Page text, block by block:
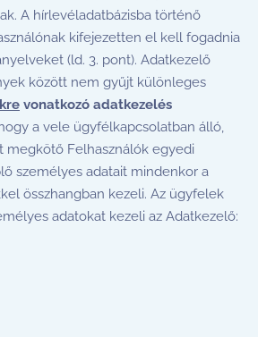
A hírlevéladatbázisba történő
kifejezetten el kell fogadnia
(ld. 3. pont). Adatkezelő
között nem gyűjt különleges
vonatkozó adatkezelés
a vele ügyfélkapcsolatban álló,
megkötő Felhasználók egyedi
személyes adatait mindenkor a
összhangban kezeli. Az ügyfelek
adatokat kezeli az Adatkezelő: